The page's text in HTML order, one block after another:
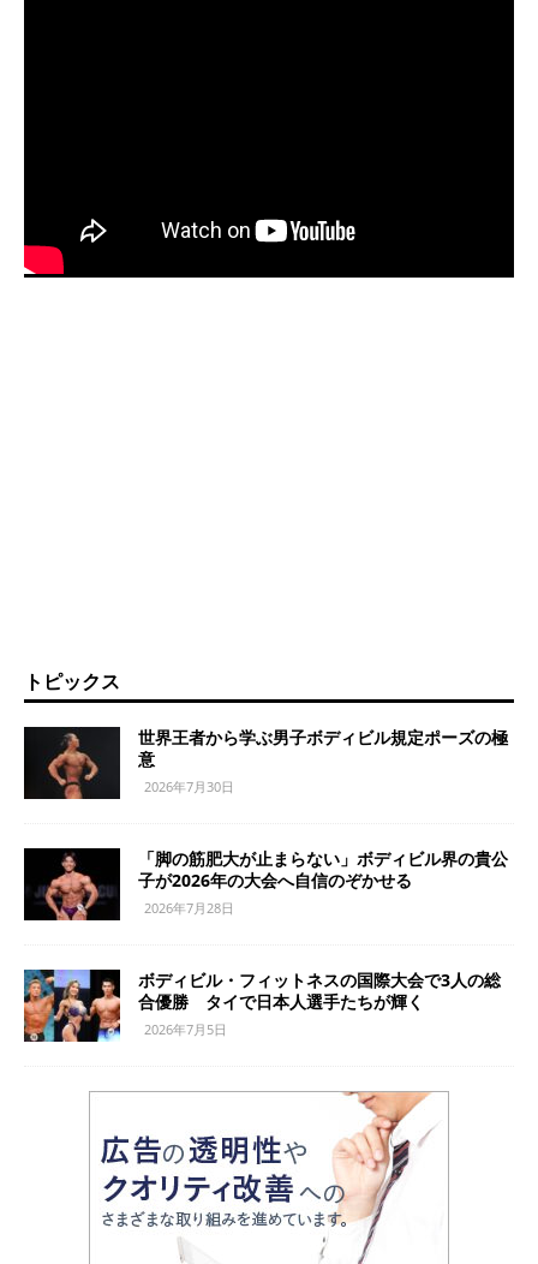
トピックス
世界王者から学ぶ男子ボディビル規定ポーズの極
意
2026年7月30日
「脚の筋肥大が止まらない」ボディビル界の貴公
子が2026年の大会へ自信のぞかせる
2026年7月28日
ボディビル・フィットネスの国際大会で3人の総
合優勝 タイで日本人選手たちが輝く
2026年7月5日